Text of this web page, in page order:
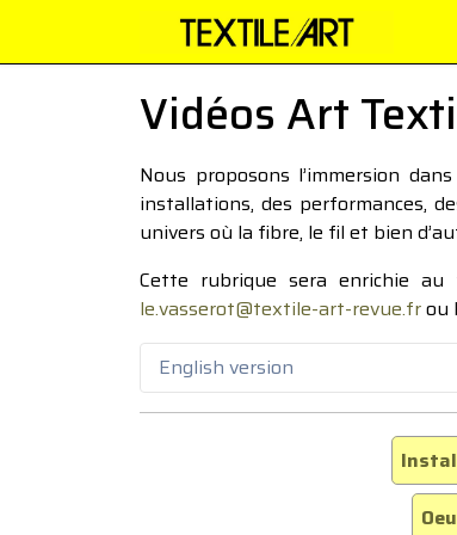
Vidéos Art
Nous proposons l’immersion
installations, des performances,
univers où la fibre, le fil et bien
Cette rubrique sera enrichie au
le.vasserot@textile-art-revue.frou
English version